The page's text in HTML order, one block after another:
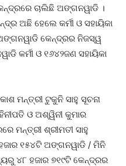
ଚାଲିଛି ଅଙ୍ଗନୱାଡି ।
ଅଛି ହେଲେ କର୍ମୀ ଓ ସହାୟିକା
ଅଙ୍ଗନୱାଡି କେନ୍ଦ୍ରର ନିଜସ୍ୱ
କର୍ମୀ ଓ ୧୬୪୨ଜଣ ସହାୟିକା
ମନ୍ତ୍ରୀ ଟୁକୁନି ସାହୁ ସୂଚନା
ଓ ଅଶ୍ୱିନୀ କୁମାର
ମନ୍ତ୍ରୀ ଶ୍ରୀମତୀ ସାହୁ
୧୫୪ଟି ଅଙ୍ଗନୱାଡି / ମିନି
୪୮ ହଜାର ୭୧୯ଟି କେନ୍ଦ୍ରର